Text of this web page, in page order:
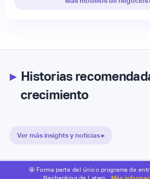
▸Historias
crecimiento
Ver más insights y noticias ▸
🤩 Forma parte del único programa de